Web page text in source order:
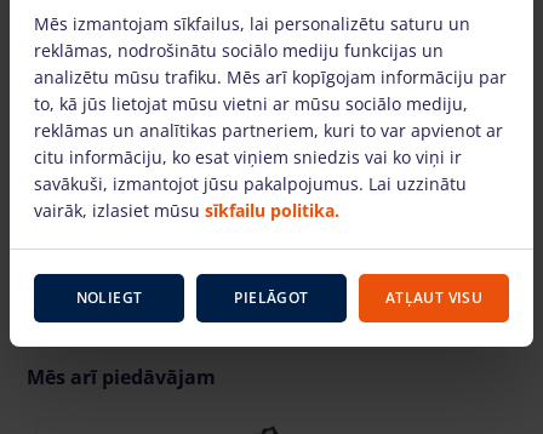
SKATĪTIES VIDEO
Mēs arī piedāvājam
Mēs izmantojam sīkfailus, lai personalizētu saturu un
reklāmas, nodrošinātu sociālo mediju funkcijas un
analizētu mūsu trafiku. Mēs arī kopīgojam informāciju par
to, kā jūs lietojat mūsu vietni ar mūsu sociālo mediju,
reklāmas un analītikas partneriem, kuri to var apvienot ar
citu informāciju, ko esat viņiem sniedzis vai ko viņi ir
savākuši, izmantojot jūsu pakalpojumus. Lai uzzinātu
vairāk, izlasiet mūsu sīkfailu politika.
NOLIEGT PIELĀGOT ATĻAUT VISU